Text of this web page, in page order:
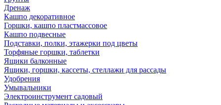
Дренаж
Кашпо декоративное
Горшки, кашпо пластмассовое
Кашпо подвесные
Подставки, полки, этажерки под цветы
Торфяные горшки, таблетки
Ящики балконные
Ящики, горшки, кассеты, стеллажи для рассады
Удобрения
Умывальники
Электроинструмент садовый